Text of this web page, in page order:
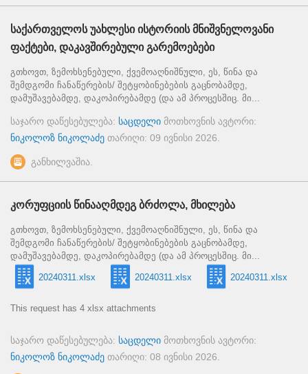
საქართველოს უახლესი ისტორიის მნიშვნელოვანი
ფაქტები, დაკავშირებული გარემოებები
გთხოვთ, ზემოხსენებული, ქვემოაღნიშნული, ეს, წინა და
შემდგომი ჩანაწერების/ შეტყობინებების გაცნობამდე,
დამუშავებამდე, დაკოპირებამდე (და ამ პროცესშიც. მი...
საჯარო დაწესებულება: საცდელი მოთხოვნის ავტორი:
ნიკოლოზ ნიკოლაძე თარიღი: 09 ივნისი 2026
განხილვაშია.
კორუფციის წინააღმდეგ ბრძოლა, მხილება
გთხოვთ, ზემოხსენებული, ქვემოაღნიშნული, ეს, წინა და
შემდგომი ჩანაწერების/ შეტყობინებების გაცნობამდე,
დამუშავებამდე, დაკოპირებამდე (და ამ პროცესშიც. მი...
20240311.xlsx 20240311.xlsx 20240311.xlsx
This request has 4 xlsx attachments
საჯარო დაწესებულება: საცდელი მოთხოვნის ავტორი:
ნიკოლოზ ნიკოლაძე თარიღი: 08 ივნისი 2026